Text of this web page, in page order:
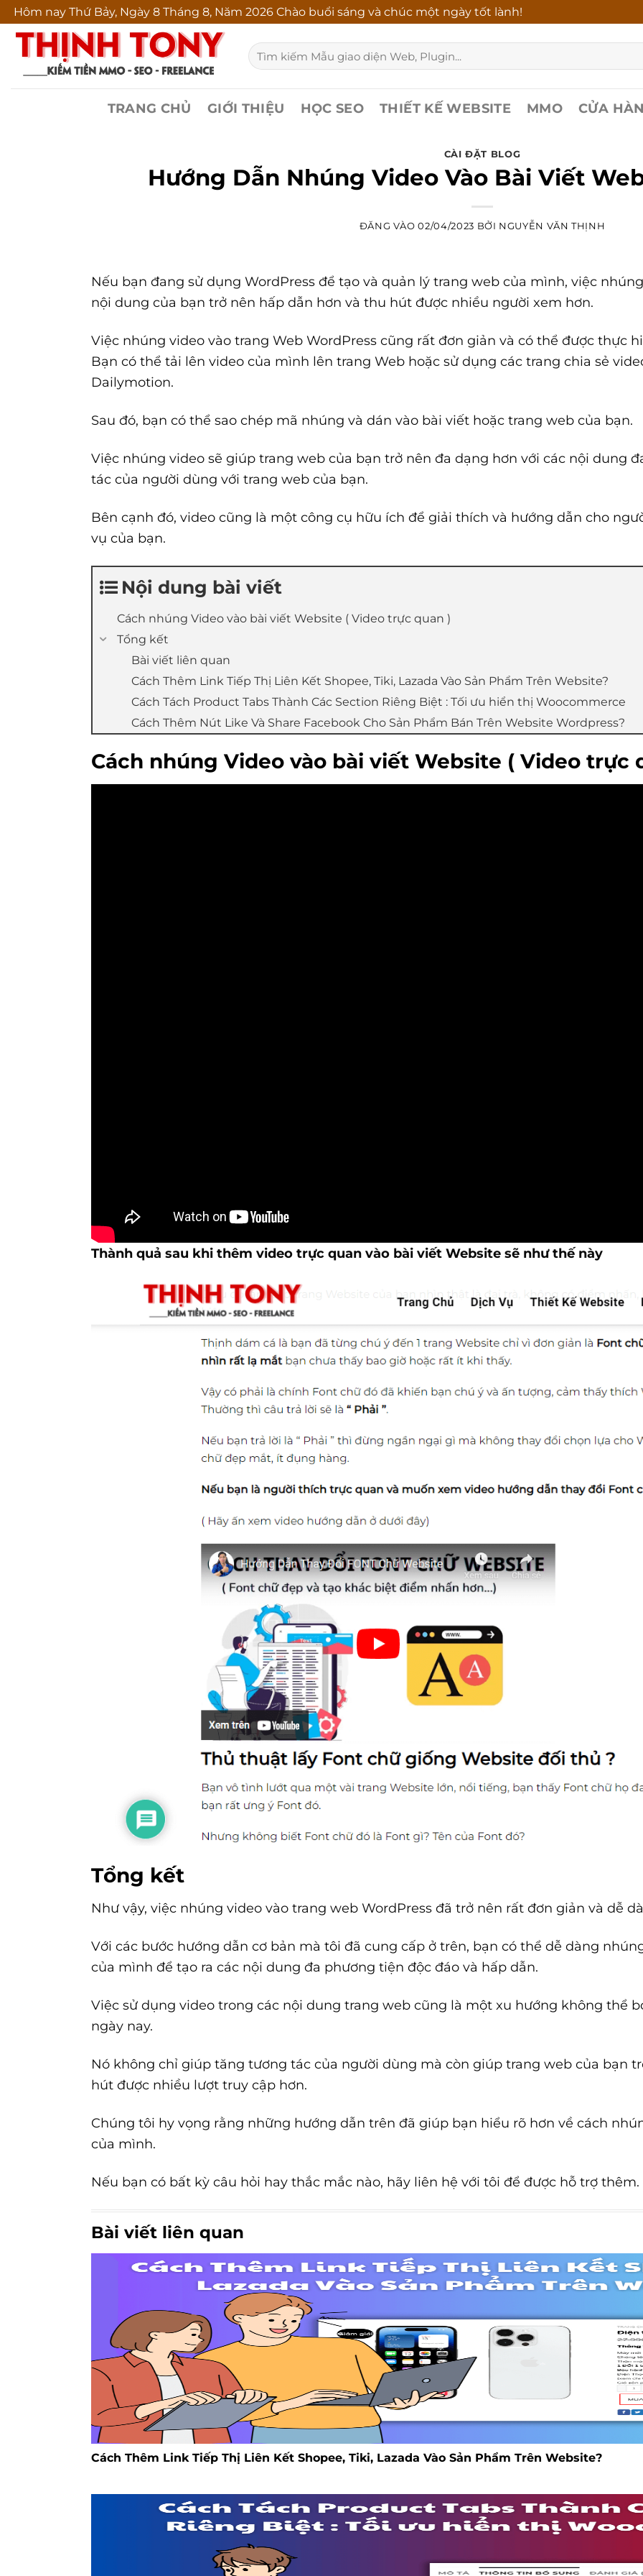
Bỏ
qua
dung
Hôm nay Thứ Bảy, Ngày 8 Tháng 8, Năm 2026 Chào buổi sáng và chúc một ngày tốt lành!
Tìm
kiếm:
TRANG CHỦ GIỚI THIỆU HỌC SEO THIẾT KẾ WEBSITE MMO CỬA
CÀI ĐẶT BLOG
Hướng Dẫn Nhúng Video Vào Bài Viết
ĐĂNG VÀO02/04/2023 BỞI NGUYỄN VĂN THỊNH
Nếu bạn đang sử dụng WordPress để tạo và quản lý trang web của mình, việc
nội dung của bạn trở nên hấp dẫn hơn và thu hút được nhiều người xem hơn.
Việc nhúng video vào trang Web WordPress cũng rất đơn giản và có thể được thực
Bạn có thể tải lên video của mình lên trang Web hoặc sử dụng các trang chia sẻ
Dailymotion.
Sau đó, bạn có thể sao chép mã nhúng và dán vào bài viết hoặc trang web của bạn.
Việc nhúng video sẽ giúp trang web của bạn trở nên đa dạng hơn với các nội dung
tác của người dùng với trang web của bạn.
Bên cạnh đó, video cũng là một công cụ hữu ích để giải thích và hướng dẫn cho
vụ của bạn.
Nội dung bài viết
Cách nhúng Video vào bài viết Website ( Video trực quan )
Tổng kết
Bài viết liên quan
Cách Thêm Link Tiếp Thị Liên Kết Shopee, Tiki, Lazada Vào Sản Phẩm Trên Website?
Cách Tách Product Tabs Thành Các Section Riêng Biệt : Tối ưu hiển thị Woocommerce
Cách Thêm Nút Like Và Share Facebook Cho Sản Phẩm Bán Trên Website Wordpress?
Cách nhúng Video vào bài viết Website ( Video trực
Thành quả sau khi thêm video trực quan vào bài viết Website sẽ như thế này
Tổng kết
Như vậy, việc nhúng video vào trang web WordPress đã trở nên rất đơn giản và dễ
Với các bước hướng dẫn cơ bản mà tôi đã cung cấp ở trên, bạn có thể dễ dàng
của mình để tạo ra các nội dung đa phương tiện độc đáo và hấp dẫn.
Việc sử dụng video trong các nội dung trang web cũng là một xu hướng không thể
ngày nay.
Nó không chỉ giúp tăng tương tác của người dùng mà còn giúp trang web của bạn
hút được nhiều lượt truy cập hơn.
Chúng tôi hy vọng rằng những hướng dẫn trên đã giúp bạn hiểu rõ hơn về cách
của mình.
Nếu bạn có bất kỳ câu hỏi hay thắc mắc nào, hãy liên hệ với tôi để được hỗ trợ thêm.
Bài viết liên quan
Cách Thêm Link Tiếp Thị Liên Kết Shopee, Tiki, Lazada Vào Sản Phẩm Trên Website?